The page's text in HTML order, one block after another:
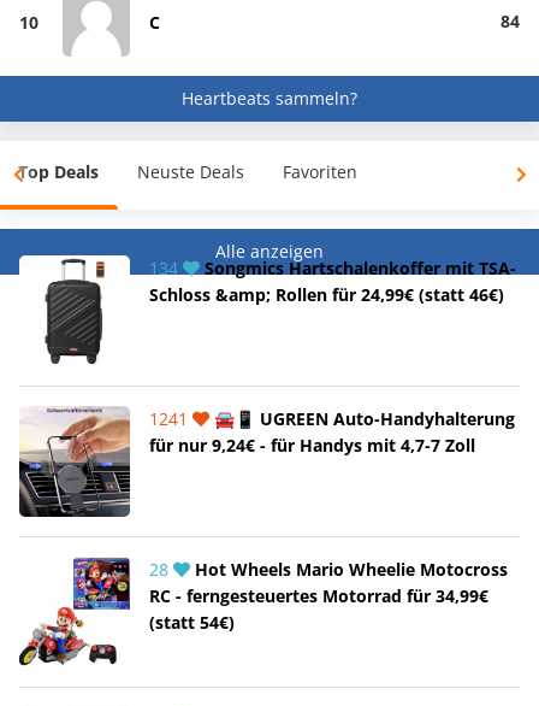
10 C 84
Heartbeats sammeln?
Top Deals Neuste Deals Favoriten
Alle anzeigen
134
Songmics Hartschalenkoffer mit TSA-
Schloss &amp; Rollen für 24,99€ (statt 46€)
1241
🚘📱 UGREEN Auto-Handyhalterung
für nur 9,24€ - für Handys mit 4,7-7 Zoll
28
Hot Wheels Mario Wheelie Motocross
RC - ferngesteuertes Motorrad für 34,99€
(statt 54€)